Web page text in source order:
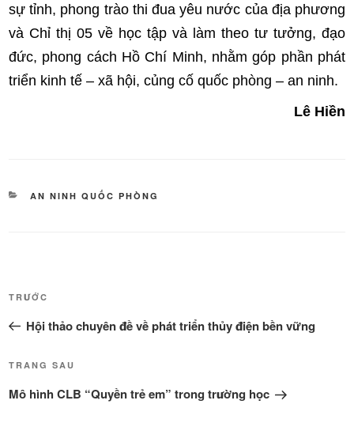
sự tỉnh, phong trào thi đua yêu nước của địa phương
và Chỉ thị 05 về học tập và làm theo tư tưởng, đạo
đức, phong cách Hồ Chí Minh, nhằm góp phần phát
triển kinh tế – xã hội, củng cố quốc phòng – an ninh.
Lê Hiền
DANH
AN NINH QUỐC PHÒNG
hướng
bài
Bài
cũ
TRƯỚC
Hội thảo chuyên đề về phát triển thủy điện bền vững
Bài
tiếp
TRANG SAU
Mô hình CLB “Quyền trẻ em” trong trường học